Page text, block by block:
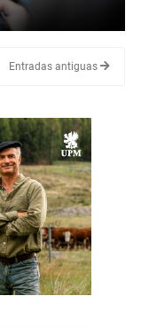
Entradas antiguas